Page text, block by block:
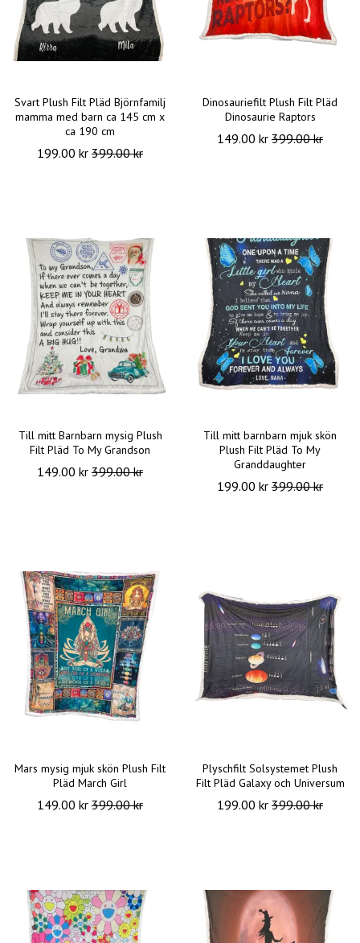
Svart Plush Filt Pläd Björnfamilj
mamma med barn ca 145 cm x
ca 190 cm
199.00 kr 399.00 kr
Dinosauriefilt Plush Filt Pläd
Dinosaurie Raptors
149.00 kr 399.00 kr
Till mitt Barnbarn mysig Plush
Filt Pläd To My Grandson
149.00 kr 399.00 kr
Till mitt barnbarn mjuk skön
Plush Filt Pläd To My
Granddaughter
199.00 kr 399.00 kr
Mars mysig mjuk skön Plush Filt
Pläd March Girl
149.00 kr 399.00 kr
Plyschfilt Solsystemet Plush
Filt Pläd Galaxy och Universum
199.00 kr 399.00 kr